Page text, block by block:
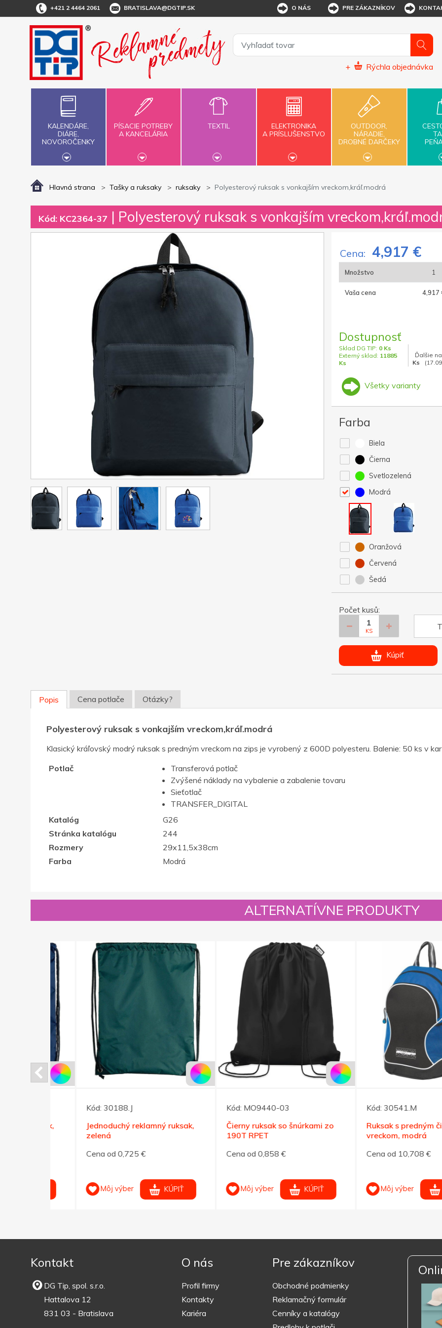
+421 2 4464 2061 BRATISLAVA@DGTIP.SK O NÁS PRE ZÁKAZNÍKOV
+ Rýchla objednávka
KALENDÁRE,
DIÁRE,
NOVOROČENKY
PÍSACIE POTREBY
A KANCELÁRIA
TEXTIL
ELEKTRONIKA
A PRÍSLUŠENSTVO
OUTDOOR,
NÁRADIE,
DROBNÉ DARČEKY
Hlavná strana Tašky a ruksaky ruksaky Polyesterový ruksak s vonkajším vreckom,kráľ.modrá
Kód: KC2364-37 | Polyesterový ruksak s vonkajším
Cena: 4,917 €
Množstvo 1
Vaša cena 4,917
Dostupnosť
Sklad DG TIP: 0 Ks
Externý sklad: 11885
Ks
Ďalšie
Ks
Všetky varianty
Farba
Biela
Čierna
Svetlozelená
Modrá
Oranžová
Červená
Šedá
Počet kusů:
KS
Kúpiť
Popis Cena potlače Otázky?
Polyesterový ruksak s vonkajším vreckom,kráľ.modrá
Klasický kráľovský modrý ruksak s predným vreckom na zips je vyrobený z 600D polyesteru. Balenie: 50 ks v
Potlač
Transferová potlač
Zvýšené náklady na vybalenie a zabalenie tovaru
Sieťotlač
TRANSFER_DIGITAL
Katalóg
G26
Stránka katalógu
244
Rozmery
29x11,5x38cm
Farba
Modrá
ALTERNATÍVNE PRODUKTY
30188.J
Jednoduchý reklamný ruksak,
Cena od 0,725 €
Môj výber KÚPIŤ
MO9440-03
Čierny ruksak so šnúrkami zo
190T RPET
Cena od 0,858 €
Môj výber KÚPIŤ
30541.M
Ruksak s predným čiernym
vreckom, modrá
Cena od 10,708 €
Môj výber KÚPIŤ
Kontakt
DG Tip, spol. s.r.o.
Hattalova 12
831 03 - Bratislava
O nás
Profil firmy
Kontakty
Kariéra
Pre zákazníkov
Obchodné podmienky
Reklamačný formulár
Cenníky a katalógy